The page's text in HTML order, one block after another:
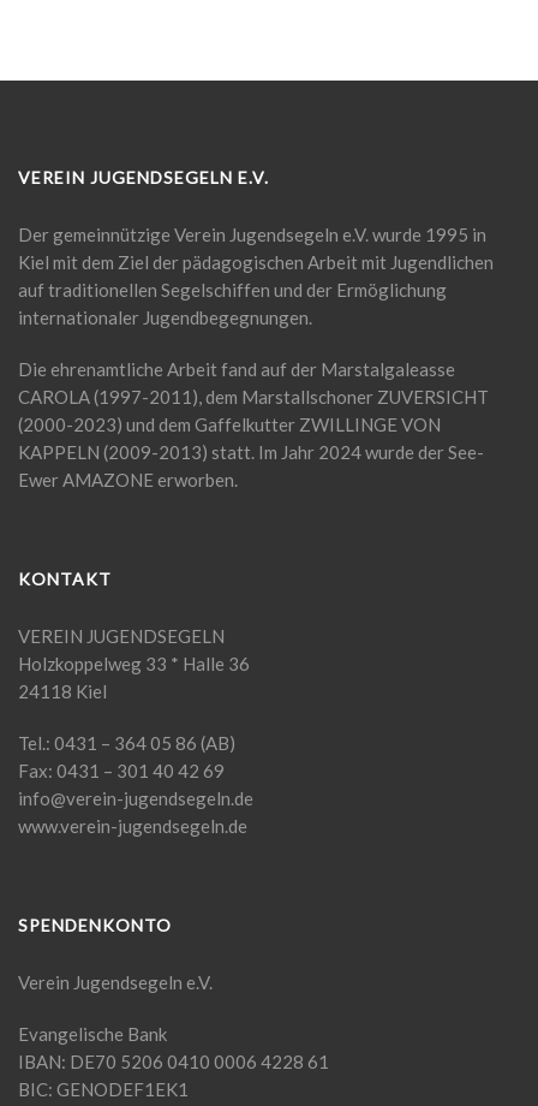
VEREIN JUGENDSEGELN E.V.
Der gemeinnützige Verein Jugendsegeln e.V. wurde 1995 in
Kiel mit dem Ziel der pädagogischen Arbeit mit Jugendlichen
auf traditionellen Segelschiffen und der Ermöglichung
internationaler Jugendbegegnungen.
Die ehrenamtliche Arbeit fand auf der Marstalgaleasse
CAROLA (1997-2011), dem Marstallschoner ZUVERSICHT
(2000-2023) und dem Gaffelkutter ZWILLINGE VON
KAPPELN (2009-2013) statt. Im Jahr 2024 wurde der See-
Ewer AMAZONE erworben.
KONTAKT
VEREIN JUGENDSEGELN
Holzkoppelweg 33 * Halle 36
24118 Kiel
Tel.: 0431 – 364 05 86 (AB)
Fax: 0431 – 301 40 42 69
info@verein-jugendsegeln.de
www.verein-jugendsegeln.de
SPENDENKONTO
Verein Jugendsegeln e.V.
Evangelische Bank
IBAN: DE70 5206 0410 0006 4228 61
BIC: GENODEF1EK1